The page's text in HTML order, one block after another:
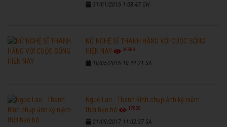
31/01/2016 1:08:47 CH
NỮ NGHỆ SĨ THANH HẰNG VỚI CUỘC SỐNG
HIỆN NAY
32583
18/05/2016 10:22:21 SA
Ngọc Lan - Thanh Bình chụp ảnh kỷ niệm
thời hẹn hò
17828
21/09/2017 11:02:37 SA